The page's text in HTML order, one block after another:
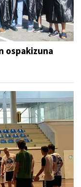
ospakizuna